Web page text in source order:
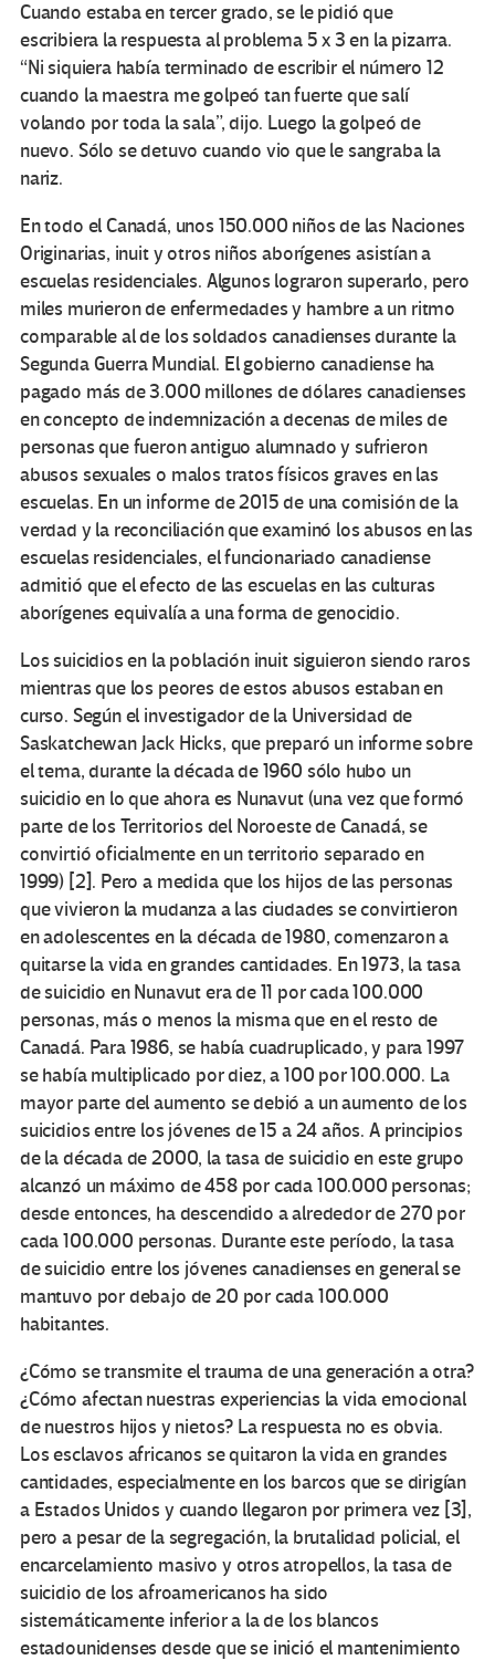
Cuando estaba en tercer grado, se le pidió que
escribiera la respuesta al problema 5 x 3 en la pizarra.
“Ni siquiera había terminado de escribir el número 12
cuando la maestra me golpeó tan fuerte que salí
volando por toda la sala”, dijo. Luego la golpeó de
nuevo. Sólo se detuvo cuando vio que le sangraba la
nariz.
En todo el Canadá, unos 150.000 niños de las Naciones
Originarias, inuit y otros niños aborígenes asistían a
escuelas residenciales. Algunos lograron superarlo, pero
miles murieron de enfermedades y hambre a un ritmo
comparable al de los soldados canadienses durante la
Segunda Guerra Mundial. El gobierno canadiense ha
pagado más de 3.000 millones de dólares canadienses
en concepto de indemnización a decenas de miles de
personas que fueron antiguo alumnado y sufrieron
abusos sexuales o malos tratos físicos graves en las
escuelas. En un informe de 2015 de una comisión de la
verdad y la reconciliación que examinó los abusos en las
escuelas residenciales, el funcionariado canadiense
admitió que el efecto de las escuelas en las culturas
aborígenes equivalía a una forma de genocidio.
Los suicidios en la población inuit siguieron siendo raros
mientras que los peores de estos abusos estaban en
curso. Según el investigador de la Universidad de
Saskatchewan Jack Hicks, que preparó un informe sobre
el tema, durante la década de 1960 sólo hubo un
suicidio en lo que ahora es Nunavut (una vez que formó
parte de los Territorios del Noroeste de Canadá, se
convirtió oficialmente en un territorio separado en
1999) [2]. Pero a medida que los hijos de las personas
que vivieron la mudanza a las ciudades se convirtieron
en adolescentes en la década de 1980, comenzaron a
quitarse la vida en grandes cantidades. En 1973, la tasa
de suicidio en Nunavut era de 11 por cada 100.000
personas, más o menos la misma que en el resto de
Canadá. Para 1986, se había cuadruplicado, y para 1997
se había multiplicado por diez, a 100 por 100.000. La
mayor parte del aumento se debió a un aumento de los
suicidios entre los jóvenes de 15 a 24 años. A principios
de la década de 2000, la tasa de suicidio en este grupo
alcanzó un máximo de 458 por cada 100.000 personas;
desde entonces, ha descendido a alrededor de 270 por
cada 100.000 personas. Durante este período, la tasa
de suicidio entre los jóvenes canadienses en general se
mantuvo por debajo de 20 por cada 100.000
habitantes.
¿Cómo se transmite el trauma de una generación a otra?
¿Cómo afectan nuestras experiencias la vida emocional
de nuestros hijos y nietos? La respuesta no es obvia.
Los esclavos africanos se quitaron la vida en grandes
cantidades, especialmente en los barcos que se dirigían
a Estados Unidos y cuando llegaron por primera vez [3],
pero a pesar de la segregación, la brutalidad policial, el
encarcelamiento masivo y otros atropellos, la tasa de
suicidio de los afroamericanos ha sido
sistemáticamente inferior a la de los blancos
estadounidenses desde que se inició el mantenimiento